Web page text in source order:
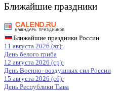
Ближайшие праздники
Ближайшие праздники России
11 августа 2026 (вт):
День белого гриба
12 августа 2026 (ср):
День Военно- воздушных сил России
15 августа 2026 (сб):
День Республики Тыва